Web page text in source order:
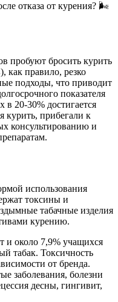
отказа от курения? 🌬️
пробуют бросить курить
как правило, резко
подходы, что приводит
показателя
в 20-30% достигается
курить, прибегали к
консультированию и
использования
токсины и
табачные изделия
курению.
и около 7,9% учащихся
табак. Токсичность
от бренда.
заболевания, болезни
десны, гингивит,